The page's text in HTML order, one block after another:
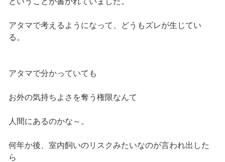
アタマで考えるようになって、どうもズレが生じてい
る。
アタマで分かっていても
お外の気持ちよさを奪う権限なんて
人間にあるのかな～。
何年か後、室内飼いのリスクみたいなのが言われ出した
ら